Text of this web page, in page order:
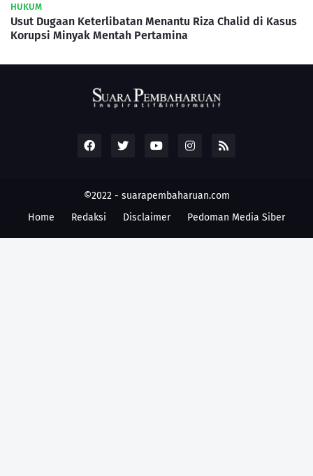
HUKUM
Usut Dugaan Keterlibatan Menantu Riza Chalid di Kasus
Korupsi Minyak Mentah Pertamina
©2022 - suarapembaharuan.com
Home
Redaksi Disclaimer Pedoman Media Siber